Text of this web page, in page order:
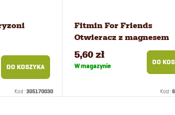
DO KOSZYKA
Kod :305170030
Fitmin For Friends
Otwieracz z magnesem
5,60 zł
W magazynie DO
Kod :